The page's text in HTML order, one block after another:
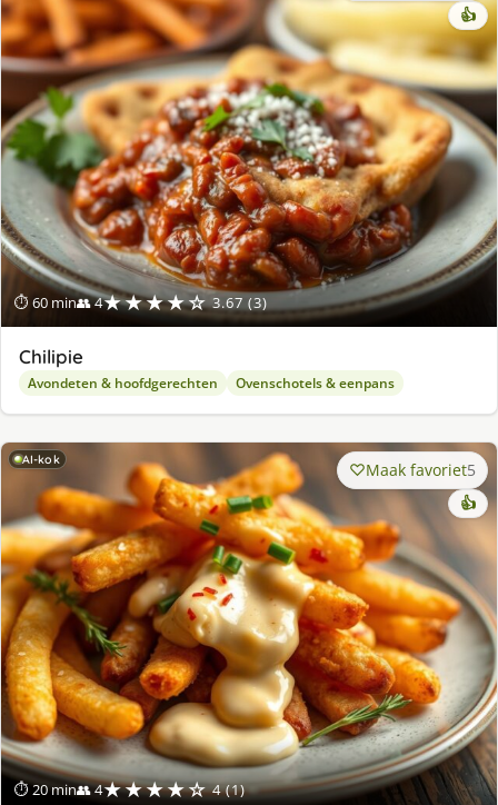
⏱ 60 min👥 4★★★★☆ 3.67 (3)
👍
Chilipie
Avondeten & hoofdgerechten Ovenschotels & eenpans
AI-kok
⏱ 20 min👥 4★★★★☆ 4 (1)
Maak favoriet5
👍